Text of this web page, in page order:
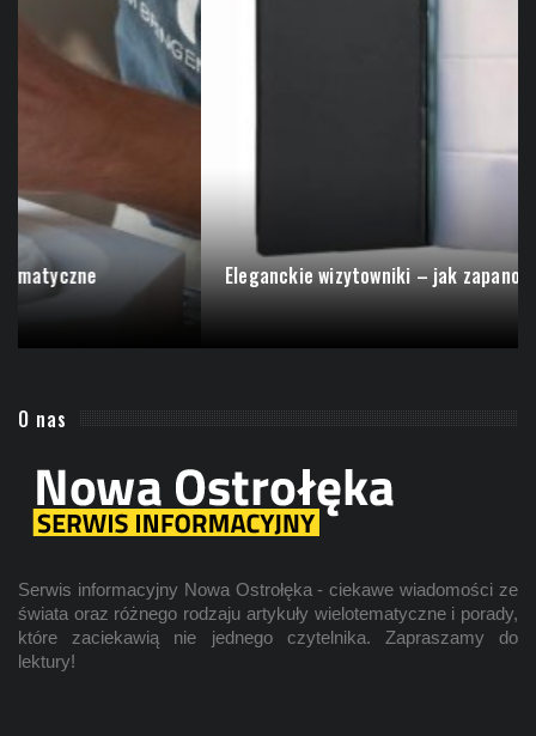
Poznaj najciekawsze narzędzia pneumatyczne
O nas
Serwis informacyjny Nowa Ostrołęka - ciekawe wiadomości ze
świata oraz różnego rodzaju artykuły wielotematyczne i porady,
które zaciekawią nie jednego czytelnika. Zapraszamy do
lektury!